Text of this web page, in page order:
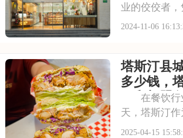
业的佼佼者
牌实力、成熟
将有机会成
一员，共享其
和广阔市场
2024-11-06
塔斯汀县
多少钱，
程和加盟
在餐饮行
天，塔斯汀
门品牌，以其
2025-04-15